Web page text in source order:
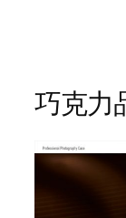
巧克力